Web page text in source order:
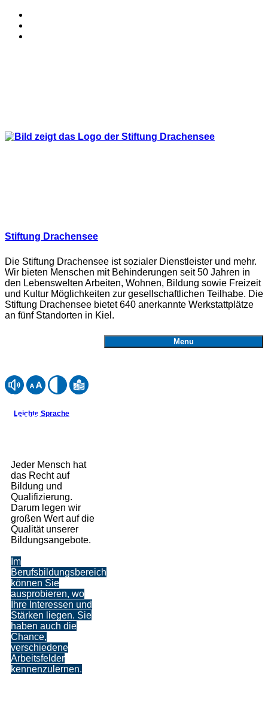
Stiftung Drachensee
Die Stiftung Drachensee ist sozialer Dienstleister und mehr.
Wir bieten Menschen mit Behinderungen seit 50 Jahren in
den Lebenswelten Arbeiten, Wohnen, Bildung sowie Freizeit
und Kultur Möglichkeiten zur gesellschaftlichen Teilhabe. Die
Stiftung Drachensee bietet 640 anerkannte Werkstattplätze
an fünf Standorten in Kiel.
Menu
Leichte Sprache
Lernen
und
Jeder Mensch hat
das Recht auf
Bildung und
Qualifizierung.
Darum legen wir
großen Wert auf die
Qualität unserer
Bildungsangebote.
Im
Berufsbildungsbereich
können Sie
ausprobieren, wo
Ihre Interessen und
Stärken liegen. Sie
haben auch die
Chance,
verschiedene
Arbeitsfelder
kennenzulernen.